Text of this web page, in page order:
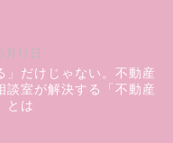
13日
」だけじゃない。不動産
談室が解決する「不動産
とは